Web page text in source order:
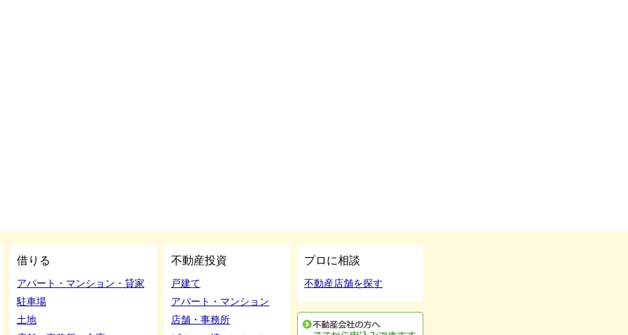
借りる
アパート・マンション・貸家
駐車場
土地
不動産投資
戸建て
アパート・マンション
店舗・事務所
プロに相談
不動産店舗を探す